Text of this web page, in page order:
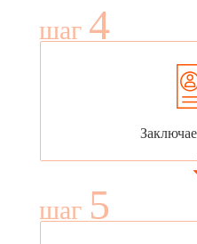
шаг 4
шаг 5